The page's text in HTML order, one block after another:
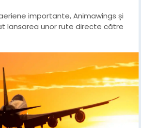
importante, Animawings și
lansarea unor rute directe către
din această țară, oferind mai
vacanțe estivale.
romania-
destinatii-din-spania-
air-isi-extind-retelele-de-zbor/